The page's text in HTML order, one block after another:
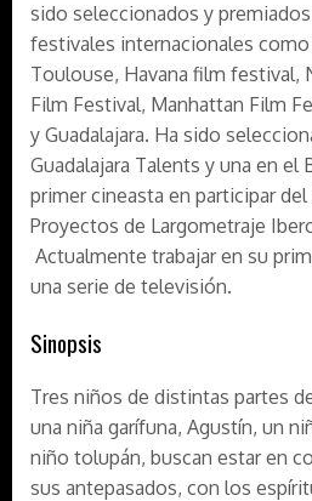
sido seleccionados y
festivales internacionales
Toulouse, Havana film festival,
Film Festival, Manhattan Film
y Guadalajara. Ha sido
Guadalajara Talents y una en el
primer cineasta en participar
Proyectos de Largometraje
Actualmente trabajar en su
una serie de televisión.
Sinopsis
Tres niños de distintas partes
una niña garífuna, Agustín, un
niño tolupán, buscan estar en
sus antepasados, con los